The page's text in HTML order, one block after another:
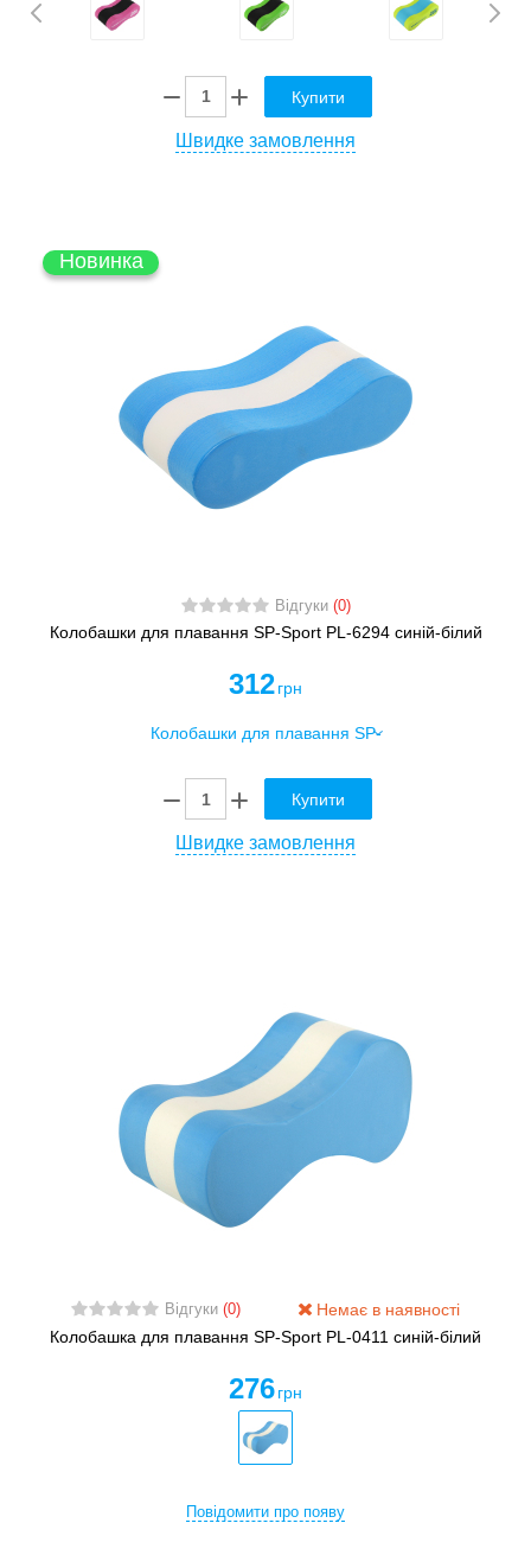
Купити
Швидке замовлення
Новинка
Відгуки (0)
Колобашки для плавання SP-Sport PL-6294 синій-білий
312 грн
Купити
Швидке замовлення
Відгуки(0)
Немає в наявності
Колобашка для плавання SP-Sport PL-0411 синій-білий
276 грн
Повідомити про появу